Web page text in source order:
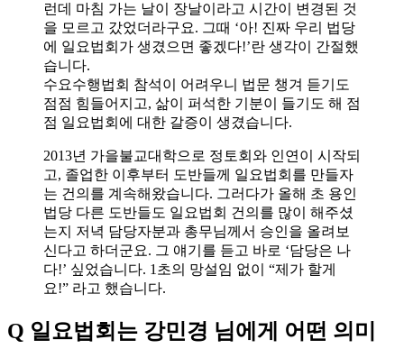
런데 마침 가는 날이 장날이라고 시간이 변경된 것
을 모르고 갔었더라구요. 그때 ‘아! 진짜 우리 법당
에 일요법회가 생겼으면 좋겠다!’란 생각이 간절했
습니다.
수요수행법회 참석이 어려우니 법문 챙겨 듣기도
점점 힘들어지고, 삶이 퍼석한 기분이 들기도 해 점
점 일요법회에 대한 갈증이 생겼습니다.
2013년 가을불교대학으로 정토회와 인연이 시작되
고, 졸업한 이후부터 도반들께 일요법회를 만들자
는 건의를 계속해왔습니다. 그러다가 올해 초 용인
법당 다른 도반들도 일요법회 건의를 많이 해주셨
는지 저녁 담당자분과 총무님께서 승인을 올려보
신다고 하더군요. 그 얘기를 듣고 바로 ‘담당은 나
다!’ 싶었습니다. 1초의 망설임 없이 “제가 할게
요!” 라고 했습니다.
Q 일요법회는 강민경 님에게 어떤 의미